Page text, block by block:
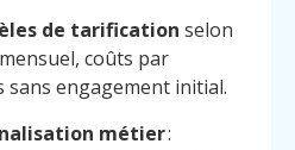
de tarification selon
coûts par
engagement initial.
métier: